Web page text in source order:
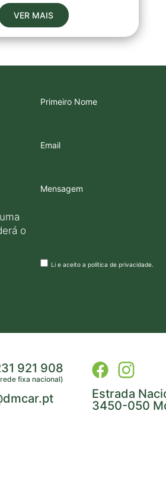
VER MAIS
o
Primeiro Nome
Email
Mensagem
Li e aceito a política de privacidade
921 908
fixa nacional)
Estrada
3450-050